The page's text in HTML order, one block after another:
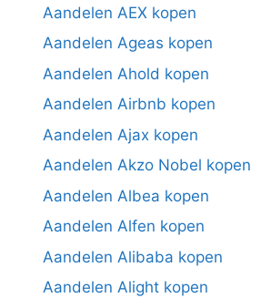
Aandelen AEX kopen
Aandelen Ageas kopen
Aandelen Ahold kopen
Aandelen Airbnb kopen
Aandelen Ajax kopen
Aandelen Akzo Nobel kopen
Aandelen Albea kopen
Aandelen Alfen kopen
Aandelen Alibaba kopen
Aandelen Alight kopen